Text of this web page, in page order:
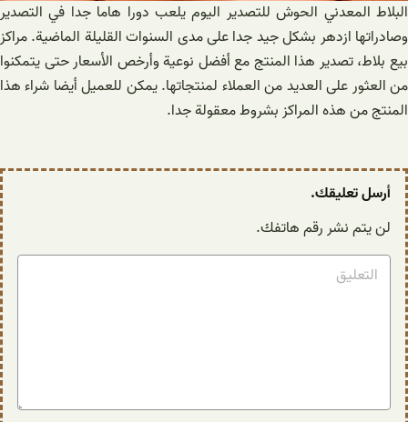
البلاط المعدني الحوش للتصدیر اليوم يلعب دورا هاما جدا في التصدير
وصادراتها ازدهر بشكل جيد جدا على مدى السنوات القليلة الماضية. مراکز
بیع بلاط، تصدير هذا المنتج مع أفضل نوعية وأرخص الأسعار حتى يتمكنوا
من العثور على العديد من العملاء لمنتجاتها. يمكن للعميل أيضا شراء هذا
المنتج من هذه المراكز بشروط معقولة جدا.
أرسل تعليقك.
لن يتم نشر رقم هاتفك.